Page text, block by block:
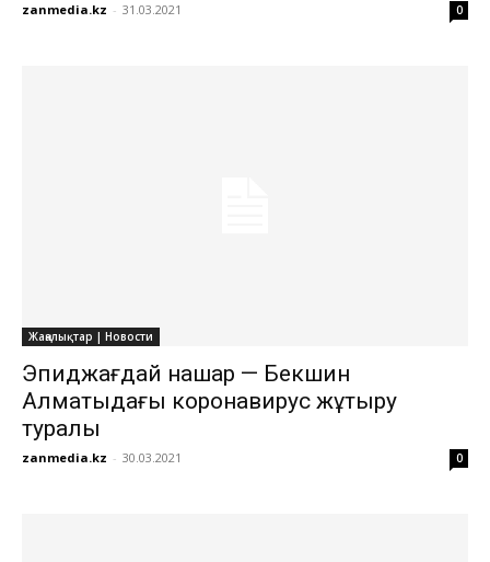
zanmedia.kz - 31.03.2021 0
Жаңалықтар | Новости
Эпиджағдай нашар — Бекшин
Алматыдағы коронавирус жұқтыру
туралы
zanmedia.kz - 30.03.2021 0